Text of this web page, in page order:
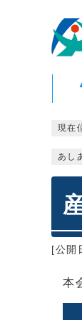
現在
あし
[公開
本